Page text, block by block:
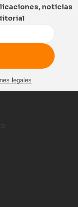
noticias
legales